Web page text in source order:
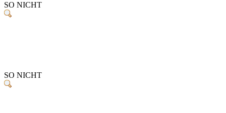
SO NICHT
SO NICHT